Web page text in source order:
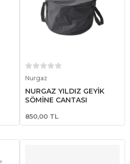
Nurgaz
NURGAZ YILDIZ GEYİK
ŞÖMİNE ÇANTASI
850,00 TL